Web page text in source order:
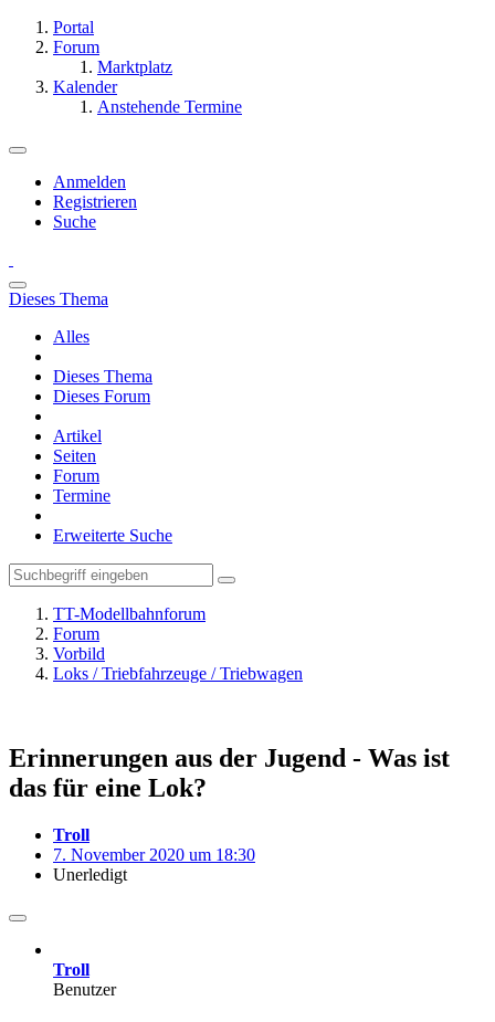
Portal
Forum
Marktplatz
Kalender
Anstehende Termine
Anmelden
Registrieren
Suche
Dieses Thema
Alles
Dieses Thema
Dieses Forum
Artikel
Seiten
Forum
Termine
Erweiterte Suche
TT-Modellbahnforum
Forum
Vorbild
Loks / Triebfahrzeuge / Triebwagen
Erinnerungen aus der Jugend - Was ist
das für eine Lok?
Troll
7. November 2020 um 18:30
Unerledigt
Troll
Benutzer